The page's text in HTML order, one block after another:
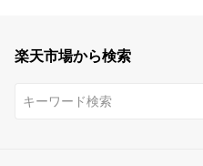
楽天市場から検索